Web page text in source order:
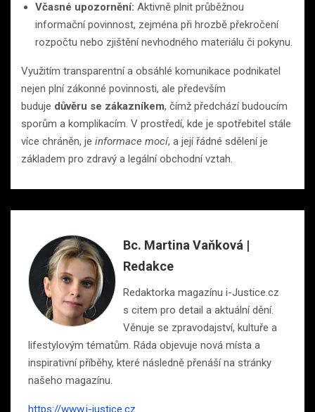
Včasné upozornění: Aktivně plnit průběžnou
informační povinnost, zejména při hrozbě překročení
rozpočtu nebo zjištění nevhodného materiálu či pokynu.
Využitím transparentní a obsáhlé komunikace podnikatel
nejen plní zákonné povinnosti, ale především
buduje důvěru se zákazníkem, čímž předchází budoucím
sporům a komplikacím. V prostředí, kde je spotřebitel stále
více chráněn, je informace mocí, a její řádné sdělení je
základem pro zdravý a legální obchodní vztah.
Bc. Martina Vaňková |
Redakce
Redaktorka magazínu i-Justice.cz
s citem pro detail a aktuální dění.
Věnuje se zpravodajství, kultuře a
lifestylovým tématům. Ráda objevuje nová místa a
inspirativní příběhy, které následně přenáší na stránky
našeho magazínu.
https://www.i-justice.cz